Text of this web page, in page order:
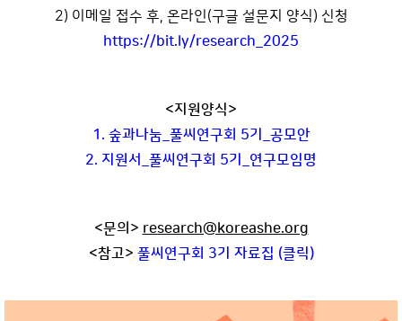
2) 이메일 접수 후, 온라인(구글 설문지 양식) 신청
https://bit.ly/research_2025
<지원양식>
1. 숲과나눔_풀씨연구회 5기_공모안
2. 지원서_풀씨연구회 5기_연구모임명
<문의> research@koreashe.org
<참고> 풀씨연구회 3기 자료집 (클릭)